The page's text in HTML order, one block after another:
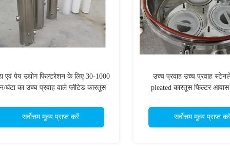
एवं पेय उद्योग फिल्टरेशन के लिए 30-1000
घंटा का उच्च प्रवाह वाले प्लीटेड कारतूस
सर्वोत्तम मूल्य प्राप्त करें
उच्च प्रवाह उच्च प्रवाह
pleated कारतूस फिल्टर आवास
सर्वोत्तम मूल्य प्राप्त